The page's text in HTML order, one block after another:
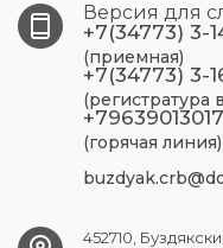
Версия для
+7(34773) 3-
(приемная)
+7(34773) 3-
(регистратура
+79639013017
(горячая линия)
452710,